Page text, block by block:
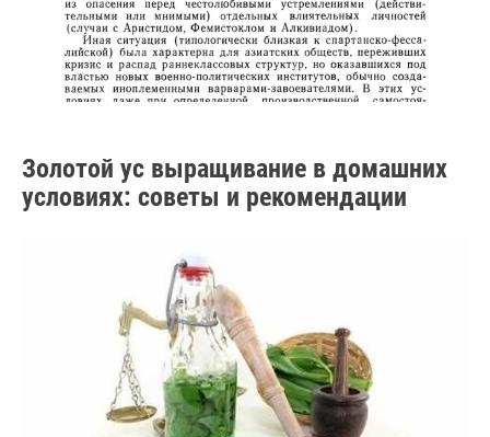
Золотой ус выращивание в домашних
условиях: советы и рекомендации